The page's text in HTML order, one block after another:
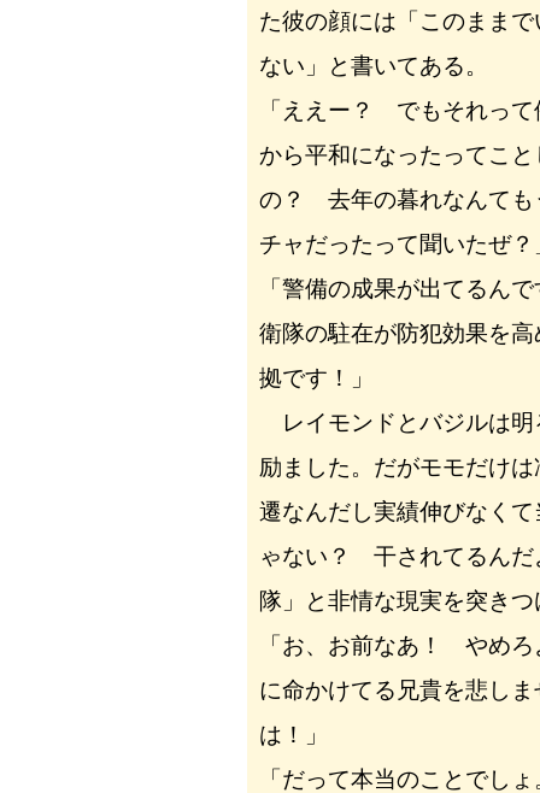
た彼の顔には「このまま
ない」と書いてある。
「ええー？ でもそれって
から平和になったってこ
の？ 去年の暮れなんても
チャだったって聞いたぜ？
「警備の成果が出てるん
衛隊の駐在が防犯効果を
拠です！」
レイモンドとバジルは明
励ました。だがモモだけ
遷なんだし実績伸びなく
ゃない？ 干されてるんだ
隊」と非情な現実を突き
「お、お前なあ！ やめろ
に命かけてる兄貴を悲しま
は！」
「だって本当のことでし